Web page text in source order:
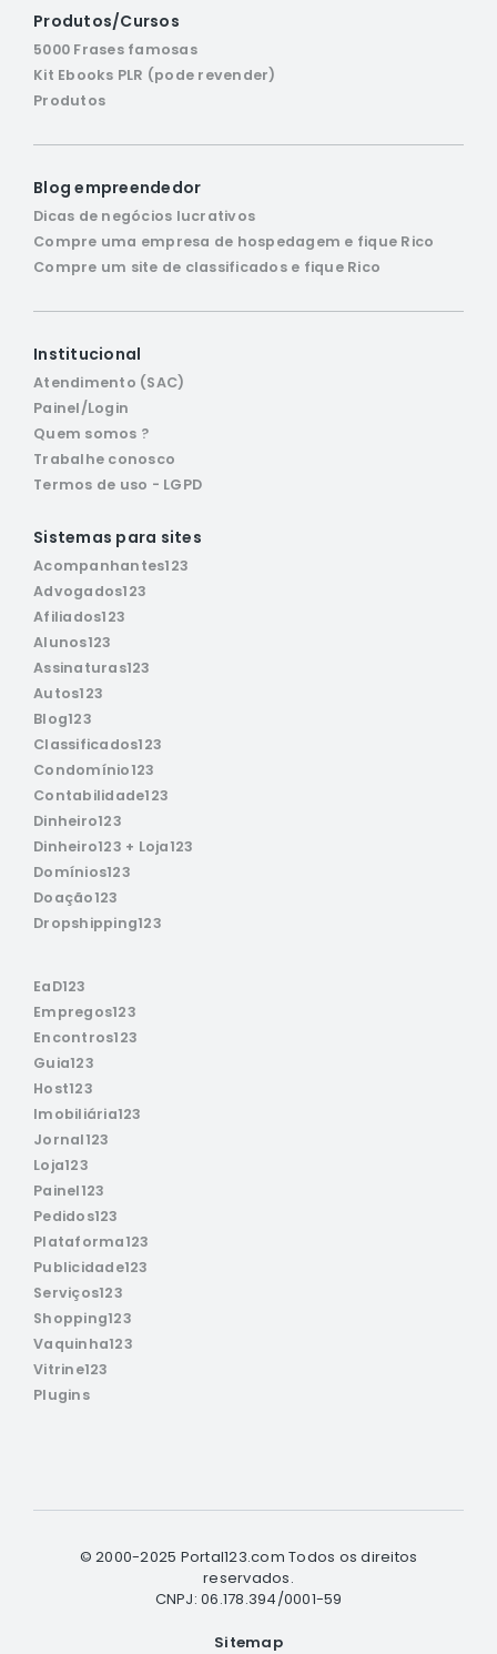
Produtos/Cursos
5000 Frases famosas
Kit Ebooks PLR (pode revender)
Produtos
Blog empreendedor
Dicas de negócios lucrativos
Compre uma empresa de hospedagem e fique Rico
Compre um site de classificados e fique Rico
Institucional
Atendimento (SAC)
Painel/Login
Quem somos ?
Trabalhe conosco
Termos de uso - LGPD
Sistemas para sites
Acompanhantes123
Advogados123
Afiliados123
Alunos123
Assinaturas123
Autos123
Blog123
Classificados123
Condomínio123
Contabilidade123
Dinheiro123
Dinheiro123 + Loja123
Domínios123
Doação123
Dropshipping123
EaD123
Empregos123
Encontros123
Guia123
Host123
Imobiliária123
Jornal123
Loja123
Painel123
Pedidos123
Plataforma123
Publicidade123
Serviços123
Shopping123
Vaquinha123
Vitrine123
Plugins
© 2000-2025 Portal123.com Todos os direitos
reservados.
CNPJ: 06.178.394/0001-59
Sitemap